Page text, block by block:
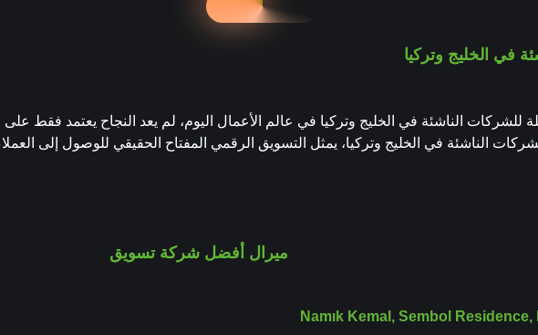
في الخليج وتركيا
الناشئة في الخليج وتركيا في عالم الأعمال اليوم، لم يعد النجاح يعتمد فقط
الناشئة في الخليج وتركيا، يمثل التسويق الرقمي المفتاح الحقيقي للوصول إلى
Namık Kemal, Sembol